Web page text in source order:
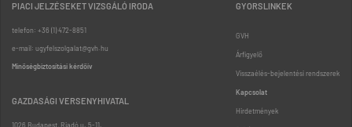
PIACI JELZÉSEKET VIZSGÁLÓ IRODA
telefon: +36 (1) 472-8851
e-mail: ugyfelszolgalat@gvh.hu
Minőségbiztosítási kérdőív
GAZDASÁGI VERSENYHIVATAL
GYORSLINKEK
GVH
Árfigyelő
Visszaélés-bejelentési rendszerek
Kapcsolat
Hirdetmények